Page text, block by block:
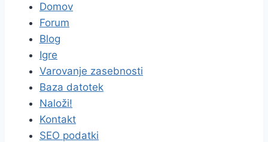
Domov
Forum
Blog
Igre
Varovanje zasebnosti
Baza datotek
Naloži!
Kontakt
SEO podatki